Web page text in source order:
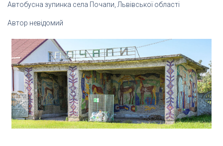
Автобусна зупинка села Почапи, Львівської області
Автор невідомий